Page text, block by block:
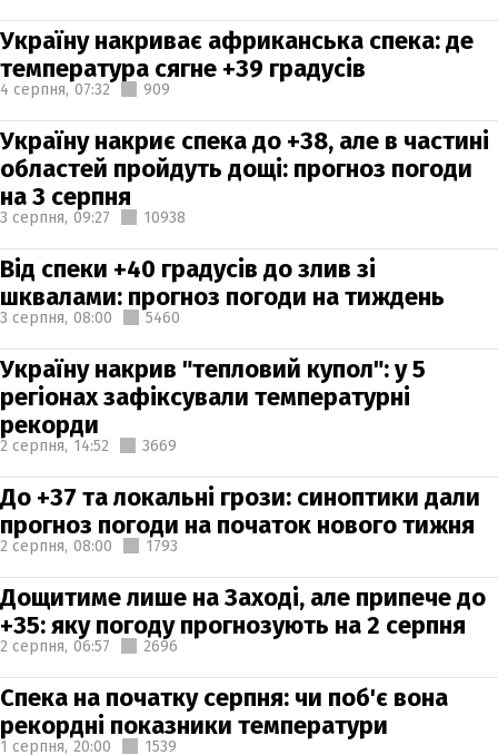
Україну накриває африканська спека: де
температура сягне +39 градусів
4 серпня, 07:32 909
Україну накриє спека до +38, але в частині
областей пройдуть дощі: прогноз погоди
на 3 серпня
3 серпня, 09:27 10938
Від спеки +40 градусів до злив зі
шквалами: прогноз погоди на тиждень
3 серпня, 08:00 5460
Україну накрив "тепловий купол": у 5
регіонах зафіксували температурні
рекорди
2 серпня, 14:52 3669
До +37 та локальні грози: синоптики дали
прогноз погоди на початок нового тижня
2 серпня, 08:00 1793
Дощитиме лише на Заході, але припече до
+35: яку погоду прогнозують на 2 серпня
2 серпня, 06:57 2696
Спека на початку серпня: чи поб'є вона
рекордні показники температури
1 серпня, 20:00 1539